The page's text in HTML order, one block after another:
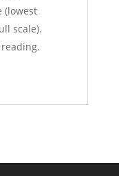
(lowest
scale).